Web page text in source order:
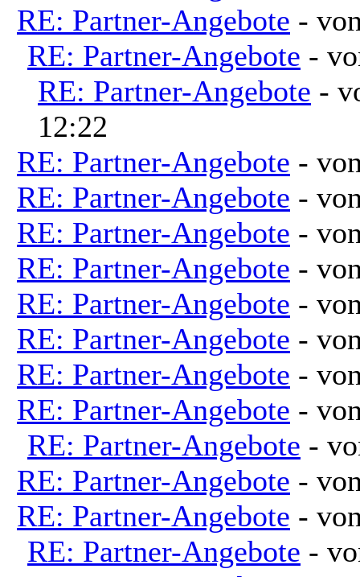
RE: Partner-Angebote -
RE: Partner-Angebote -
RE: Partner-Angebote -
12:22
RE: Partner-Angebote -
RE: Partner-Angebote -
RE: Partner-Angebote -
RE: Partner-Angebote -
RE: Partner-Angebote -
RE: Partner-Angebote -
RE: Partner-Angebote -
RE: Partner-Angebote -
RE: Partner-Angebote -
RE: Partner-Angebote -
RE: Partner-Angebote -
RE: Partner-Angebote -